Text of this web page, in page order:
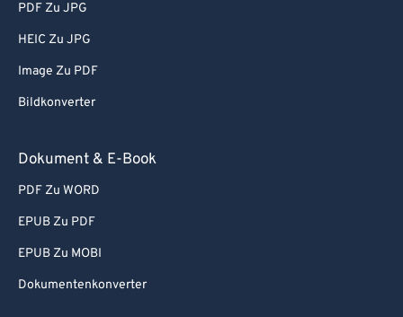
PDF Zu JPG
HEIC Zu JPG
Image Zu PDF
Bildkonverter
Dokument & E-Book
PDF Zu WORD
EPUB Zu PDF
EPUB Zu MOBI
Dokumentenkonverter